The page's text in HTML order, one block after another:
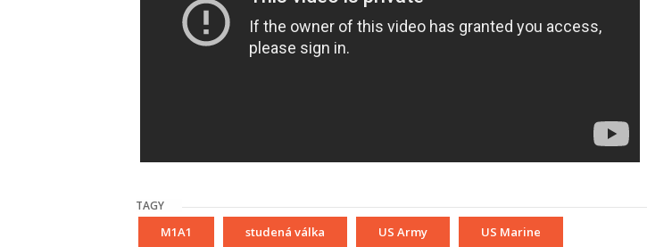
TAGY
M1A1 studená válka US Army US Marine